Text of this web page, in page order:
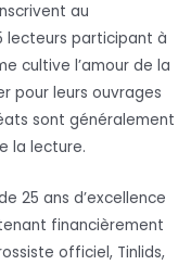
au
lecteurs participant à
cultive l’amour de la
pour leurs ouvrages
sont généralement
la lecture.
25 ans d’excellence
financièrement
officiel, Tinlids,